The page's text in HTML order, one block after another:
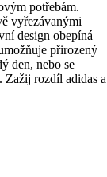
potřebám.
vyřezávanými
design obepíná
přirozený
den, nebo se
Zažij rozdíl adidas a